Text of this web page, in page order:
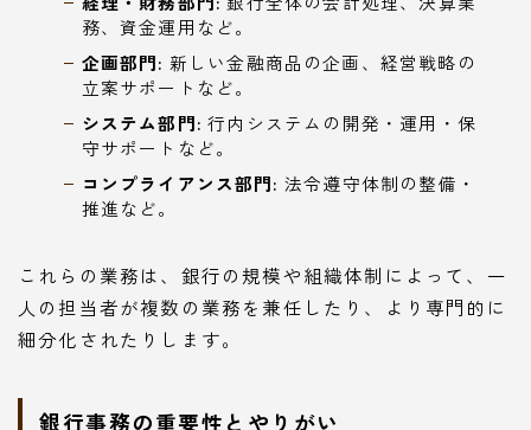
務、資金運用など。
企画部門: 新しい金融商品の企画、経営戦略の
立案サポートなど。
システム部門: 行内システムの開発・運用・保
守サポートなど。
コンプライアンス部門: 法令遵守体制の整備・
推進など。
これらの業務は、銀行の規模や組織体制によって、一
人の担当者が複数の業務を兼任したり、より専門的に
細分化されたりします。
銀行事務の重要性とやりがい